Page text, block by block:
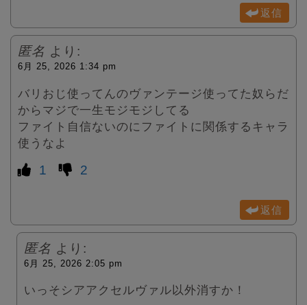
返信
匿名 より:
6月 25, 2026 1:34 pm
バリおじ使ってんのヴァンテージ使ってた奴らだ
からマジで一生モジモジしてる
ファイト自信ないのにファイトに関係するキャラ
使うなよ
1 2
返信
匿名 より:
6月 25, 2026 2:05 pm
いっそシアアクセルヴァル以外消すか！